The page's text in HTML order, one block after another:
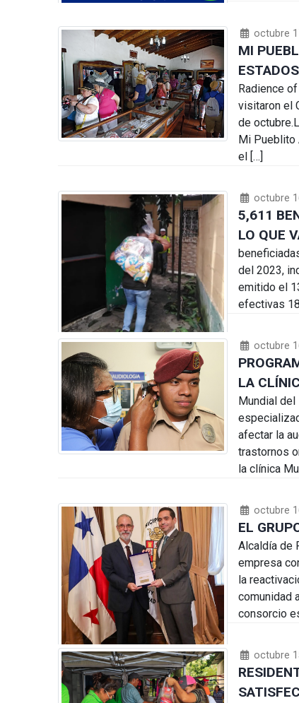
octubre
MI
Radience
visitaron el
de
Mi Pueblito
el […]
octubre
5,611
LO QUE
del 2023,
emitido el
efectivas
octubre
LA
Mundial
afectar la
trastornos
la clínica
octubre
EL
Alcaldía de
empresa
la
comunidad
consorcio
octubre